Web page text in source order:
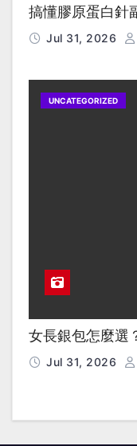
搞懂膠原蛋白針
Jul 31, 2026
UNCATEGORIZED
女長銀包怎麼選
Jul 31, 2026